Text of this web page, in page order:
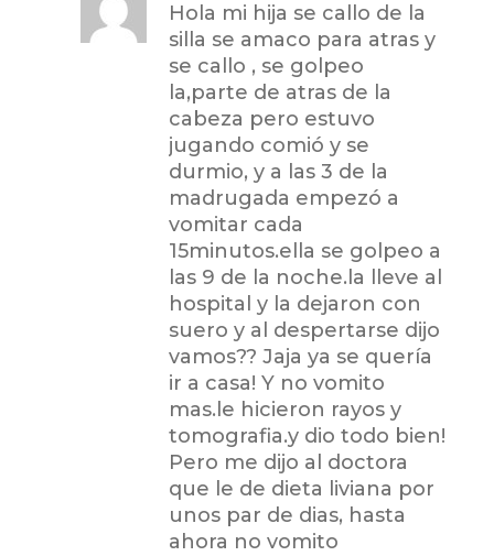
Hola mi hija se callo de la
silla se amaco para atras y
se callo , se golpeo
la,parte de atras de la
cabeza pero estuvo
jugando comió y se
durmio, y a las 3 de la
madrugada empezó a
vomitar cada
15minutos.ella se golpeo a
las 9 de la noche.la lleve al
hospital y la dejaron con
suero y al despertarse dijo
vamos?? Jaja ya se quería
ir a casa! Y no vomito
mas.le hicieron rayos y
tomografia.y dio todo bien!
Pero me dijo al doctora
que le de dieta liviana por
unos par de dias, hasta
ahora no vomito